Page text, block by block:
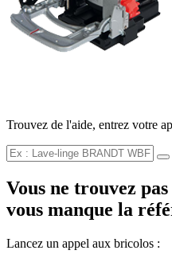
Trouvez de l'aide, entrez votre
Vous ne trouvez
vous manque la
Lancez un appel aux bricolos :